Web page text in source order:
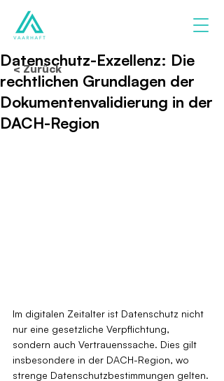
Datenschutz-Exzellenz: Die
rechtlichen Grundlagen der
Dokumentenvalidierung in der
DACH-Region
Im digitalen Zeitalter ist Datenschutz nicht
nur eine gesetzliche Verpflichtung,
sondern auch Vertrauenssache. Dies gilt
insbesondere in der DACH-Region, wo
strenge Datenschutzbestimmungen gelten.
< Zurück